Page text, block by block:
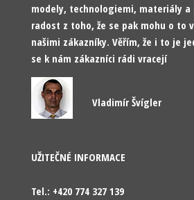
modely, technologiemi, materiály a
radost z toho, že se pak mohu o to
našimi zákazníky. Věřím, že i to je
se k nám zákazníci rádi vracejí
Vladimír Švígler
UŽITEČNÉ INFORMACE
Tel.: +420 774 327 139